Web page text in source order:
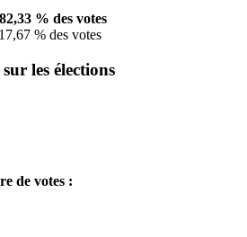
% des votes
% des votes
les élections
de votes :